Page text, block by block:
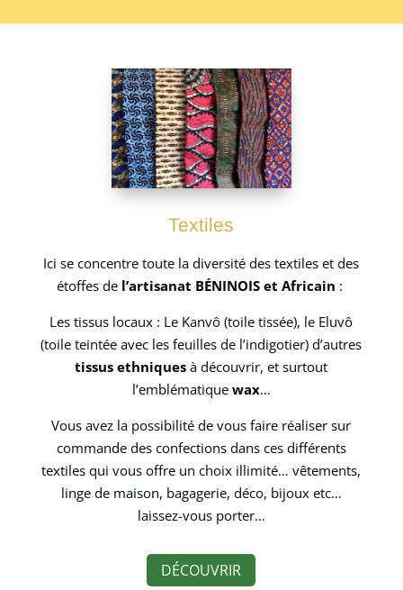
Textiles
Ici se concentre toute la diversité des textiles et des
étoffes de l’artisanat BÉNINOIS et Africain :
Les tissus locaux : Le Kanvô (toile tissée), le Eluvô
(toile teintée avec les feuilles de l’indigotier) d’autres
tissus ethniques à découvrir, et surtout
l’emblématique wax…
Vous avez la possibilité de vous faire réaliser sur
commande des confections dans ces différents
textiles qui vous offre un choix illimité… vêtements,
linge de maison, bagagerie, déco, bijoux etc…
laissez-vous porter…
DÉCOUVRIR